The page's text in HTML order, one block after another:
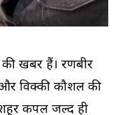
की खबरें हैं। रणबीर
विक्की कौशल की
कपल जल्द ही